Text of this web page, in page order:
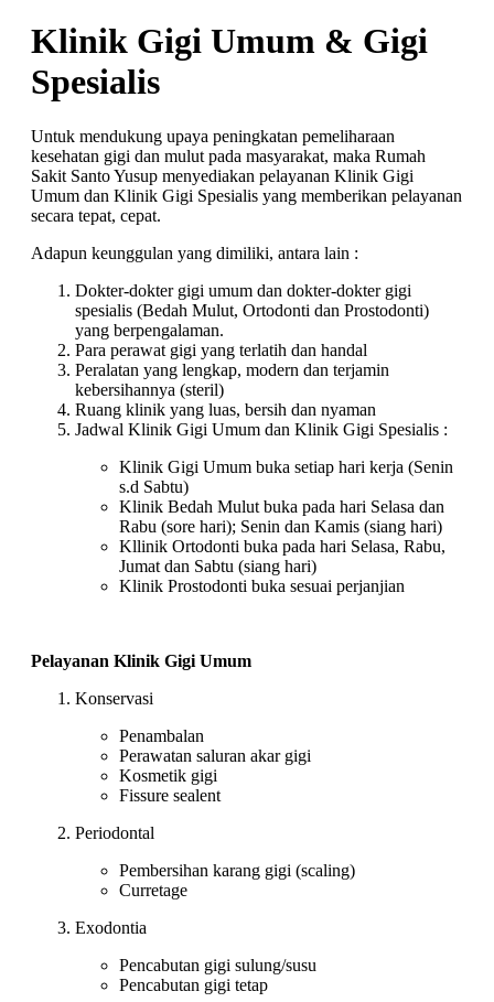
Klinik Gigi Umum & Gigi
Spesialis
Untuk mendukung upaya peningkatan pemeliharaan
kesehatan gigi dan mulut pada masyarakat, maka Rumah
Sakit Santo Yusup menyediakan pelayanan Klinik Gigi
Umum dan Klinik Gigi Spesialis yang memberikan pelayanan
secara tepat, cepat.
Adapun keunggulan yang dimiliki, antara lain :
Dokter-dokter gigi umum dan dokter-dokter gigi
spesialis (Bedah Mulut, Ortodonti dan Prostodonti)
yang berpengalaman.
Para perawat gigi yang terlatih dan handal
Peralatan yang lengkap, modern dan terjamin
kebersihannya (steril)
Ruang klinik yang luas, bersih dan nyaman
Jadwal Klinik Gigi Umum dan Klinik Gigi Spesialis :
Klinik Gigi Umum buka setiap hari kerja (Senin
s.d Sabtu)
Klinik Bedah Mulut buka pada hari Selasa dan
Rabu (sore hari); Senin dan Kamis (siang hari)
Kllinik Ortodonti buka pada hari Selasa, Rabu,
Jumat dan Sabtu (siang hari)
Klinik Prostodonti buka sesuai perjanjian
Pelayanan Klinik Gigi Umum
Konservasi
Penambalan
Perawatan saluran akar gigi
Kosmetik gigi
Fissure sealent
Periodontal
Pembersihan karang gigi (scaling)
Curretage
Exodontia
Pencabutan gigi sulung/susu
Pencabutan gigi tetap